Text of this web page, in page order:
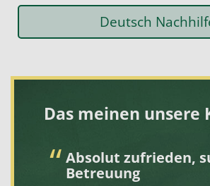
Deutsch
Das meinen unsere
Absolut zufrieden,
Betreuung